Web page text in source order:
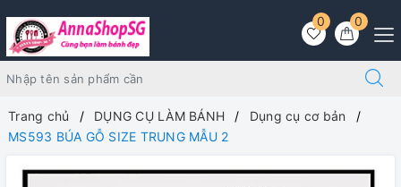
0
0
Trang chủ DỤNG CỤ LÀM BÁNH
Dụng cụ cơ bản
MS593 BÚA GỖ SIZE TRUNG MẪU 2